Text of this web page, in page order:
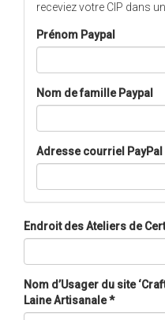
receviez votre CIP dans
Prénom Paypal
Nom de famille Paypal
Adresse courriel PayPal
Endroit des Ateliers de
Nom d’Usager du site
Laine Artisanale*